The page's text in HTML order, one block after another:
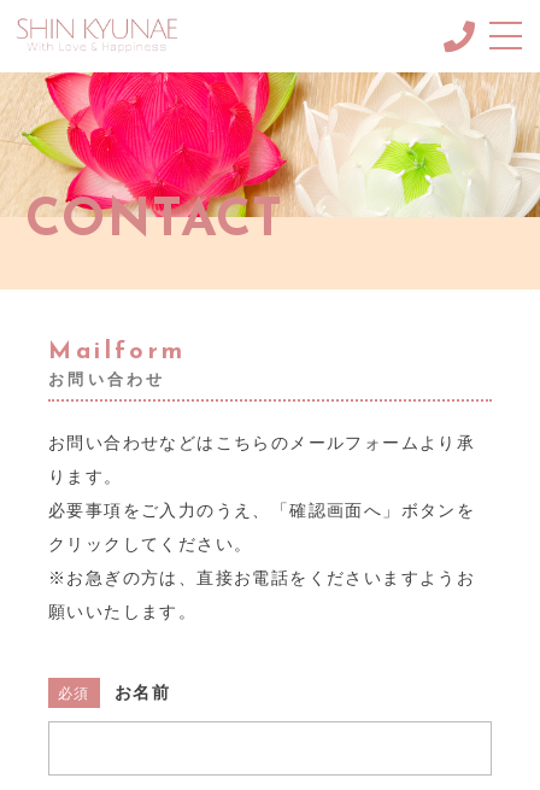
About me
申絹愛（しんきょね）について
MC・ナレーション
メニュー/料金など
韓国語講座＆韓紙工芸講座
Blog
ブログ
ギャラリー
CONTACT
ご依頼・お問合せ
教室へのアクセス
CONTACT
Mailform
お問い合わせ
お問い合わせなどはこちらのメールフォームより承
ります。
必要事項をご入力のうえ、「確認画面へ」ボタンを
クリックしてください。
※お急ぎの方は、直接お電話をくださいますようお
願いいたします。
必須 お名前